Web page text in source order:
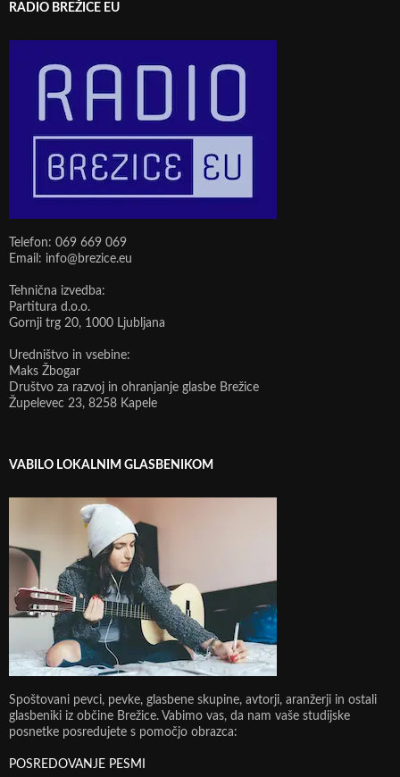
RADIO BREŽICE EU
Telefon: 069 669 069
Email: info@brezice.eu
Tehnična izvedba:
Partitura d.o.o.
Gornji trg 20, 1000 Ljubljana
Uredništvo in vsebine:
Maks Žbogar
Društvo za razvoj in ohranjanje glasbe Brežice
Župelevec 23, 8258 Kapele
VABILO LOKALNIM GLASBENIKOM
Spoštovani pevci, pevke, glasbene skupine, avtorji, aranžerji in ostali
glasbeniki iz občine Brežice. Vabimo vas, da nam vaše studijske
posnetke posredujete s pomočjo obrazca:
POSREDOVANJE PESMI